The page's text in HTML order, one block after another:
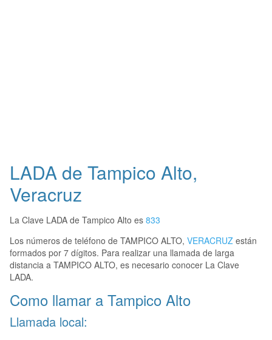
LADA de Tampico Alto,
Veracruz
La Clave LADA de Tampico Alto es 833
Los números de teléfono de TAMPICO ALTO, VERACRUZ están
formados por 7 dígitos. Para realizar una llamada de larga
distancia a TAMPICO ALTO, es necesario conocer La Clave
LADA.
Como llamar a Tampico Alto
Llamada local: